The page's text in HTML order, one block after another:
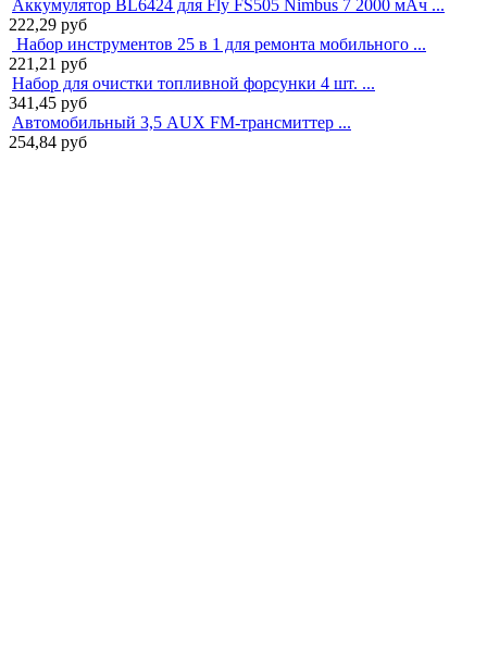
Аккумулятор BL6424 для Fly FS505 Nimbus 7 2000 мАч ...
222,29 руб
Набор инструментов 25 в 1 для ремонта мобильного ...
221,21 руб
Набор для очистки топливной форсунки 4 шт. ...
341,45 руб
Автомобильный 3,5 AUX FM-трансмиттер ...
254,84 руб